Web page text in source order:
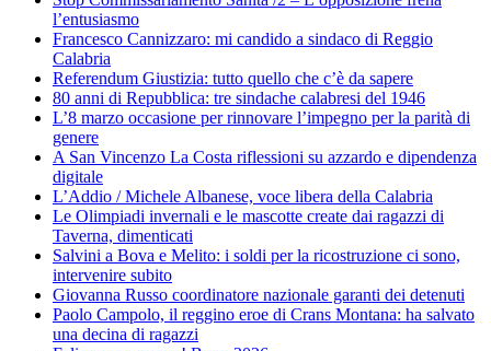
l’entusiasmo
Francesco Cannizzaro: mi candido a sindaco di Reggio
Calabria
Referendum Giustizia: tutto quello che c’è da sapere
80 anni di Repubblica: tre sindache calabresi del 1946
L’8 marzo occasione per rinnovare l’impegno per la parità di
genere
A San Vincenzo La Costa riflessioni su azzardo e dipendenza
digitale
L’Addio / Michele Albanese, voce libera della Calabria
Le Olimpiadi invernali e le mascotte create dai ragazzi di
Taverna, dimenticati
Salvini a Bova e Melito: i soldi per la ricostruzione ci sono,
intervenire subito
Giovanna Russo coordinatore nazionale garanti dei detenuti
Paolo Campolo, il reggino eroe di Crans Montana: ha salvato
una decina di ragazzi